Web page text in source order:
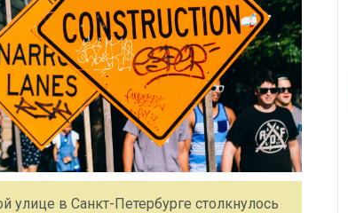
улице в Санкт-Петербурге столкнулось